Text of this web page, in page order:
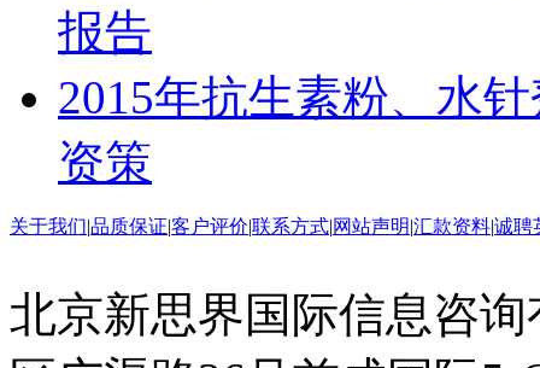
报告
2015年抗生素粉、水
资策
关于我们|品质保证|客户评价|联系方式|网站声明|汇款资料|诚聘
北京新思界国际信息咨